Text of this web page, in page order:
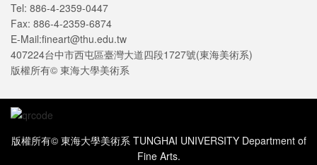
Tel: 886-4-2359-0447
Fax: 886-4-2359-6874
E-Mail:fineart@thu.edu.tw
407224台中市西屯區臺灣大道四段1727號(東海美術系)
版權所有© 東海大學美術系
版權所有© 東海大學美術系 TUNGHAI UNIVERSITY Department of
Fine Arts.